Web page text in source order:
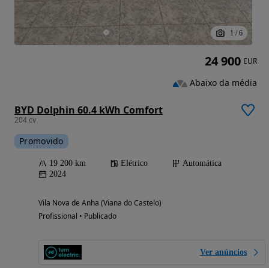
1 / 6
BYD Dolphin 60.4 kWh Comfort
204 cv
Promovido
19 200 km Elétrico
Automática
2024
Vila Nova de Anha (Viana do Castelo)
Profissional • Publicado
Ver anúncios
24 900 EUR
Abaixo da média